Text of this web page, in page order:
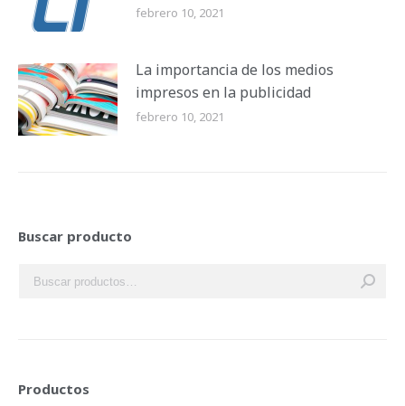
febrero 10, 2021
La importancia de los medios
impresos en la publicidad
febrero 10, 2021
Buscar producto
Productos